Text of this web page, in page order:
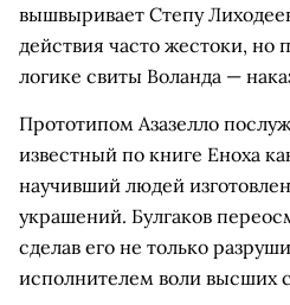
вышвыривает Степу
действия часто жестоки,
логике свиты Воланда —
Прототипом Азазелло
известный по книге Еноха
научивший людей
украшений. Булгаков
сделав его не только
исполнителем воли высших